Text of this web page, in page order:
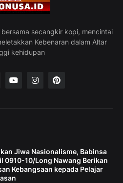
secangkir kopi, mencintai
Kebenaran dalam Altar
kehidupan
Jiwa Nasionalisme, Babinsa
0910-10/Long Nawang Berikan
Kebangsaan kepada Pelajar